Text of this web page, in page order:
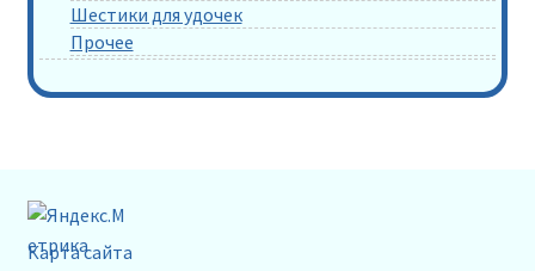
Шестики для удочек
Прочее
Карта сайта